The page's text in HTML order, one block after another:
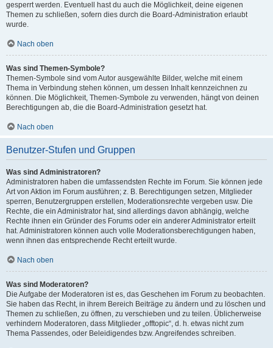
gesperrt werden. Eventuell hast du auch die Möglichkeit, deine eigenen
Themen zu schließen, sofern dies durch die Board-Administration erlaubt
wurde.
Nach oben
Was sind Themen-Symbole?
Themen-Symbole sind vom Autor ausgewählte Bilder, welche mit einem
Thema in Verbindung stehen können, um dessen Inhalt kennzeichnen zu
können. Die Möglichkeit, Themen-Symbole zu verwenden, hängt von deinen
Berechtigungen ab, die die Board-Administration gesetzt hat.
Nach oben
Benutzer-Stufen und Gruppen
Was sind Administratoren?
Administratoren haben die umfassendsten Rechte im Forum. Sie können jede
Art von Aktion im Forum ausführen; z. B. Berechtigungen setzen, Mitglieder
sperren, Benutzergruppen erstellen, Moderationsrechte vergeben usw. Die
Rechte, die ein Administrator hat, sind allerdings davon abhängig, welche
Rechte ihnen ein Gründer des Forums oder ein anderer Administrator erteilt
hat. Administratoren können auch volle Moderationsberechtigungen haben,
wenn ihnen das entsprechende Recht erteilt wurde.
Nach oben
Was sind Moderatoren?
Die Aufgabe der Moderatoren ist es, das Geschehen im Forum zu beobachten.
Sie haben das Recht, in ihrem Bereich Beiträge zu ändern und zu löschen und
Themen zu schließen, zu öffnen, zu verschieben und zu teilen. Üblicherweise
verhindern Moderatoren, dass Mitglieder „offtopic“, d. h. etwas nicht zum
Thema Passendes, oder Beleidigendes bzw. Angreifendes schreiben.